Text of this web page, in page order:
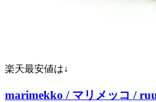
楽天最安値は↓
marimekko / マリメッコ /